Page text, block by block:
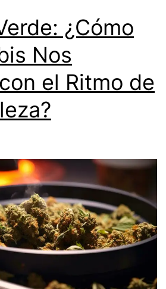
¿Cómo
Nos
el Ritmo de